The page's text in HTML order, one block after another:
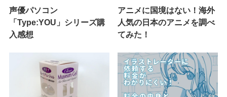
声優パソコン
「Type:YOU」シリーズ購
入感想
アニメに国境はない！海外
人気の日本のアニメを調べ
てみた！